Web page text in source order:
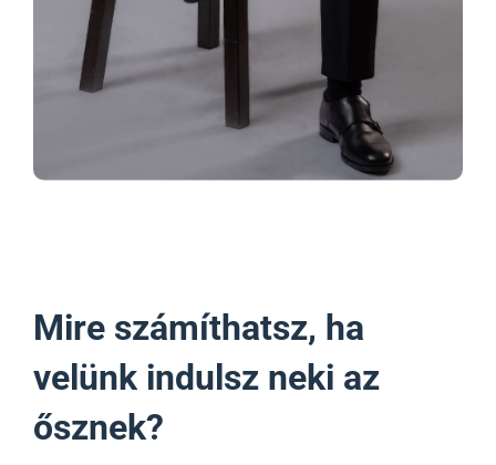
Mire számíthatsz, ha
velünk indulsz neki az
ősznek?